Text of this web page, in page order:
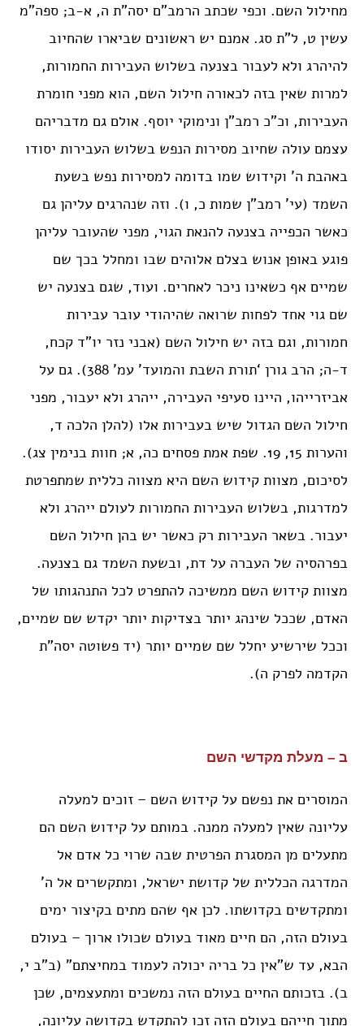
מחילול השם. וכפי שכתב הרמב”ם יסה”ת ה, א-ב; ספה”מ
עשין ט, ל”ת סג. אמנם יש ראשונים שביארו שהחיוב
להיהרג ולא לעבור בצנעה בשלוש העבירות החמורות,
למרות שאין בזה לכאורה חילול השם, הוא מפני חומרת
העבירות, וכ”כ רמב”ן ונימוקי יוסף. אולם גם מדבריהם
עצמם עולה שחיוב מסירות הנפש בשלוש העבירות יסודו
באהבת ה’ וקידוש שמו בדומה למסירות נפש בשעת
השמד (עי’ רמב”ן שמות כ, ו). וזה שנהרגים עליהן גם
כאשר הכפייה בצנעה להנאת הגוי, מפני שהעובר עליהן
פוגע באופן אנוש בצלם אלוהים שבו ומחלל בכך שם
שמיים אף כשאינו ניכר לאחרים. ועוד, שגם בצנעה יש
שם גוי אחד לפחות שרואה שהיהודי עובר עבירות
חמורות, וגם בזה יש חילול השם (אבני נזר יו”ד קכח,
ד-ה; הרב גורן ‘תורת השבת והמועד’ עמ’ 388). גם על
אביזרייהו, היינו סעיפי העבירה, ייהרג ולא יעבור, מפני
חילול השם הגדול שיש בעבירות אלו (להלן הלכה ד,
והערות 15, 19. שפת אמת פסחים כה, א; חוות בנימין צג).
לסיכום, מצוות קידוש השם היא מצווה כללית שמתפרטת
למדרגות, בשלוש העבירות החמורות לעולם ייהרג ולא
יעבור. בשאר העבירות רק כאשר יש בהן חילול השם
בפרהסיה של העברה על דת, ובשעת השמד גם בצנעה.
מצוות קידוש השם ממשיכה להתפרט לכל התנהגותו של
האדם, שככל שינהג יותר בצדיקות יותר יקדש שם שמיים,
וככל שירשיע יחלל שם שמיים יותר (יד פשוטה יסה”ת
הקדמה לפרק ה).
ב – מעלת מקדשי השם
המוסרים את נפשם על קידוש השם – זוכים למעלה
עליונה שאין למעלה ממנה. במותם על קידוש השם הם
מתעלים מן המסגרת הפרטית שבה שרוי כל אדם אל
המדרגה הכללית של קדושת ישראל, ומתקשרים אל ה’
ומתקדשים בקדושתו. לכן אף שהם מתים בקיצור ימים
בעולם הזה, הם חיים מאוד בעולם שכולו ארוך – בעולם
הבא, עד ש”אין כל בריה יכולה לעמוד במחיצתם” (ב”ב י,
ב). בזכותם החיים בעולם הזה נמשכים ומתעצמים, שכן
מתוך חייהם בעולם הזה זכו להתקדש בקדושה עליונה,